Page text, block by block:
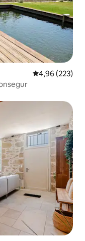
Gemiddelde
4,96 (223)